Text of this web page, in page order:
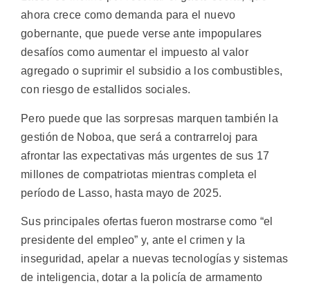
ahora crece como demanda para el nuevo
gobernante, que puede verse ante impopulares
desafíos como aumentar el impuesto al valor
agregado o suprimir el subsidio a los combustibles,
con riesgo de estallidos sociales.
Pero puede que las sorpresas marquen también la
gestión de Noboa, que será a contrarreloj para
afrontar las expectativas más urgentes de sus 17
millones de compatriotas mientras completa el
período de Lasso, hasta mayo de 2025.
Sus principales ofertas fueron mostrarse como “el
presidente del empleo” y, ante el crimen y la
inseguridad, apelar a nuevas tecnologías y sistemas
de inteligencia, dotar a la policía de armamento